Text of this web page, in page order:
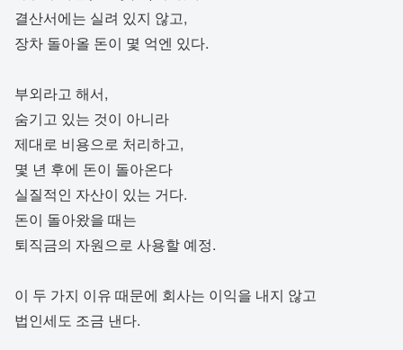
결산서에는 실려 있지 않고,
장차 돌아올 돈이 몇 억엔 있다.
부외라고 해서,
숨기고 있는 것이 아니라
제대로 비용으로 처리하고,
몇 년 후에 돈이 돌아온다
실질적인 자산이 있는 거다.
돈이 돌아왔을 때는
퇴직금의 자원으로 사용할 예정.
이 두 가지 이유 때문에 회사는 이익을 내지 않고
법인세도 조금 낸다.